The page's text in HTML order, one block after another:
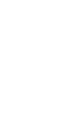
平洋高速公路
有 3 个
尤其是当你有
鹦鹉，它们在
、钻石蟒、红